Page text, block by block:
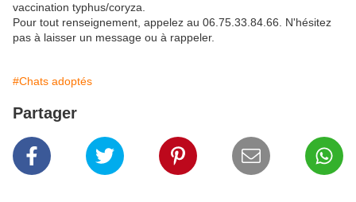
vaccination typhus/coryza.
Pour tout renseignement, appelez au 06.75.33.84.66. N'hésitez
pas à laisser un message ou à rappeler.
#Chats adoptés
Partager